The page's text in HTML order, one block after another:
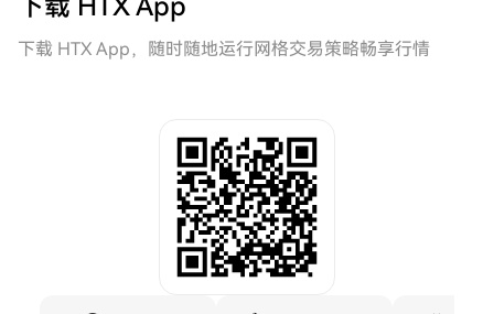
下载 HTX App
下载 HTX App，随时随地运行网格交易策略畅享行情